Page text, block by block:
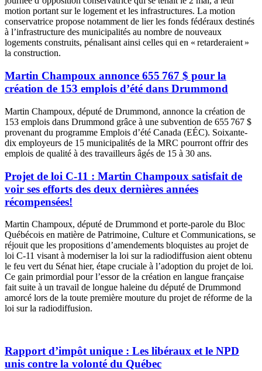
motion portant sur le logement et les infrastructures. La motion
conservatrice propose notamment de lier les fonds fédéraux destinés
à l’infrastructure des municipalités au nombre de nouveaux
logements construits, pénalisant ainsi celles qui en « retarderaient »
la construction.
Martin Champoux annonce 655 767 $ pour la
création de 153 emplois d’été dans Drummond
Martin Champoux, député de Drummond, annonce la création de
153 emplois dans Drummond grâce à une subvention de 655 767 $
provenant du programme Emplois d’été Canada (EÉC). Soixante-
dix employeurs de 15 municipalités de la MRC pourront offrir des
emplois de qualité à des travailleurs âgés de 15 à 30 ans.
Projet de loi C-11 : Martin Champoux satisfait de
voir ses efforts des deux dernières années
récompensées!
Martin Champoux, député de Drummond et porte-parole du Bloc
Québécois en matière de Patrimoine, Culture et Communications, se
réjouit que les propositions d’amendements bloquistes au projet de
loi C-11 visant à moderniser la loi sur la radiodiffusion aient obtenu
le feu vert du Sénat hier, étape cruciale à l’adoption du projet de loi.
Ce gain primordial pour l’essor de la création en langue française
fait suite à un travail de longue haleine du député de Drummond
amorcé lors de la toute première mouture du projet de réforme de la
loi sur la radiodiffusion.
Rapport d’impôt unique : Les libéraux et le NPD
unis contre la volonté du Québec